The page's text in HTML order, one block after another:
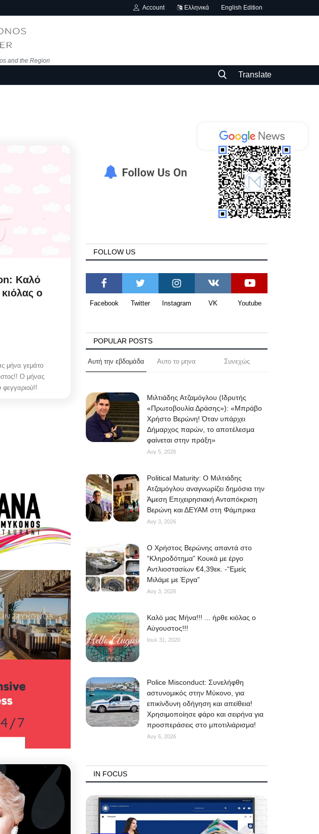
Account Ελληνικά English Edition
and the Region
Translate
Kαλό
ο
μήνα γεμάτο
Ο μήνας
φεγγαριού!!
FOLLOW US
Facebook Twitter Instagram VK Youtube
POPULAR POSTS
Αυτή την εβδομάδα Αυτο το μηνα Συνεχώς
Μιλτιάδης Ατζαμόγλου (Ιδρυτής
«Πρωτοβουλία Δράσης»): «Μπράβο
Χρήστο Βερώνη! Όταν υπάρχει
Δήμαρχος παρών, το αποτέλεσμα
φαίνεται στην πράξη»
Αυγ 5, 2026
Political Maturity: Ο Μιλτιάδης
Ατζαμόγλου αναγνωρίζει δημόσια την
Άμεση Επιχειρησιακή Ανταπόκριση
Βερώνη και ΔΕΥΑΜ στη Φάμπρικα
Αυγ 3, 2026
O Χρήστος Βερώνης απαντά στο
“Κληροδότημα” Κουκά με έργο
Αντλιοστασίων €4,39εκ. -“Εμείς
Μιλάμε με Έργα”
Αυγ 3, 2026
Kαλό μας Μήνα!!! ... ήρθε κιόλας ο
Αύγουστος!!!
Ιουλ 31, 2020
Police Misconduct: Συνελήφθη
αστυνομικός στην Μύκονο, για
επικίνδυνη οδήγηση και απείθεια!
Χρησιμοποίησε φάρο και σειρήνα για
προσπεράσεις στο μποτιλιάρισμα!
Αυγ 6, 2026
IN FOCUS